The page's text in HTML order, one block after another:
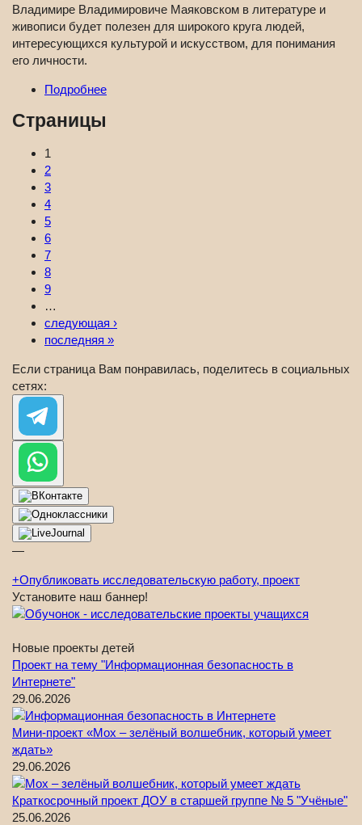
Владимире Владимировиче Маяковском в литературе и
живописи будет полезен для широкого круга людей,
интересующихся культурой и искусством, для понимания
его личности.
Подробнее
Страницы
1
2
3
4
5
6
7
8
9
…
следующая ›
последняя »
Если страница Вам понравилась, поделитесь в социальных
сетях:
—
+Опубликовать исследовательскую работу, проект
Установите наш баннер!
Новые проекты детей
Проект на тему "Информационная безопасность в
Интернете"
29.06.2026
Мини-проект «Мох – зелёный волшебник, который умеет
ждать»
29.06.2026
Краткосрочный проект ДОУ в старшей группе № 5 "Учёные"
25.06.2026